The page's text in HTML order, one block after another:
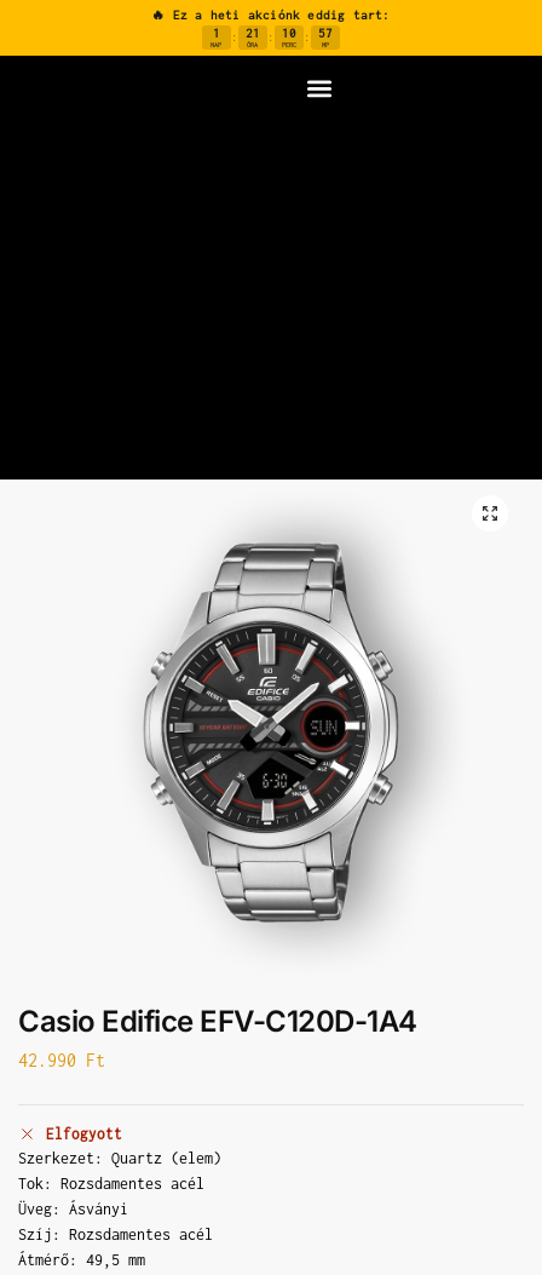
🔥 Ez a heti akciónk eddig tart:
1
NAP
: 21
ÓRA
: 10
PERC
: 56
MP
Casio Edifice EFV-C120D-1A4
42.990 Ft
Elfogyott
Szerkezet: Quartz (elem)
Tok: Rozsdamentes acél
Üveg: Ásványi
Szíj: Rozsdamentes acél
Átmérő: 49,5 mm